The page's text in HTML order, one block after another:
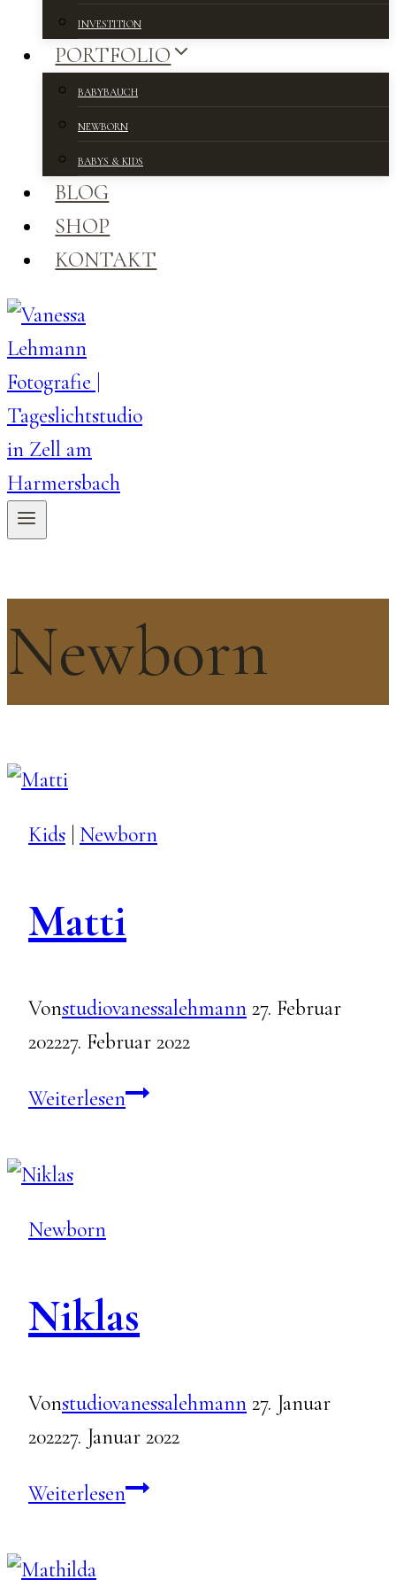
INVESTITION
PORTFOLIO
BABYBAUCH
NEWBORN
BABYS & KIDS
BLOG
SHOP
KONTAKT
Newborn
Kids Newborn
Matti
Vonstudiovanessalehmann 27. Februar
202227. Februar 2022
WeiterlesenMatti
Newborn
Niklas
Vonstudiovanessalehmann 27. Januar
202227. Januar 2022
WeiterlesenNiklas